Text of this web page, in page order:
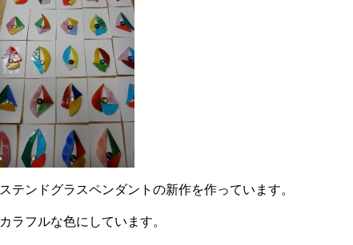
ステンドグラスペンダントの新作を作っています。
カラフルな色にしています。